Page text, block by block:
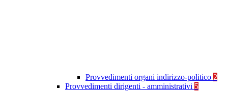
Provvedimenti organi indirizzo-politico 2
Provvedimenti dirigenti - amministrativi 5